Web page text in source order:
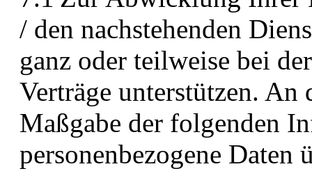
/ den nachstehenden
ganz oder teilweise bei
Verträge unterstützen. An
Maßgabe der folgenden
personenbezogene Daten